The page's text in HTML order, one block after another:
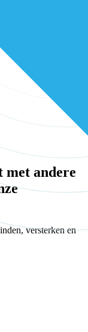
met andere
versterken en